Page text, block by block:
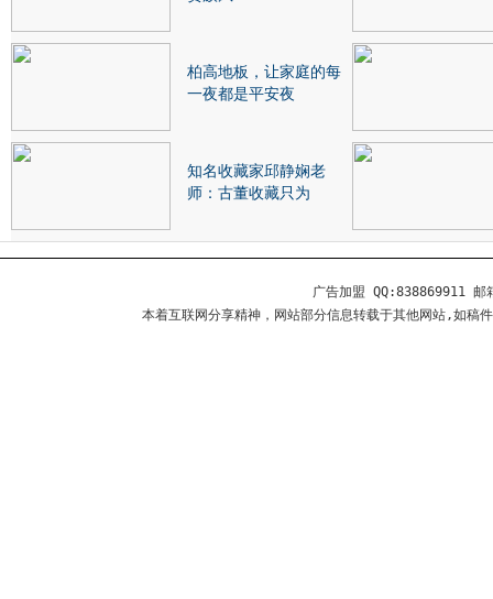
柏高地板，让家庭的每
一夜都是平安夜
知名收藏家邱静娴老
师：古董收藏只为
广告加盟 QQ:838869911 邮
本着互联网分享精神，网站部分信息转载于其他网站,如稿